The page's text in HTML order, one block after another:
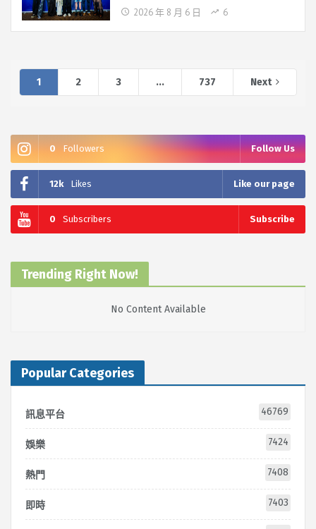
2026 年 8 月 6 日 6
1 2 3 ... 737 Next
0 Followers Follow Us
12k Likes Like our page
0 Subscribers Subscribe
Trending Right Now!
No Content Available
Popular Categories
訊息平台 46769
娛樂 7424
熱門 7408
即時 7403